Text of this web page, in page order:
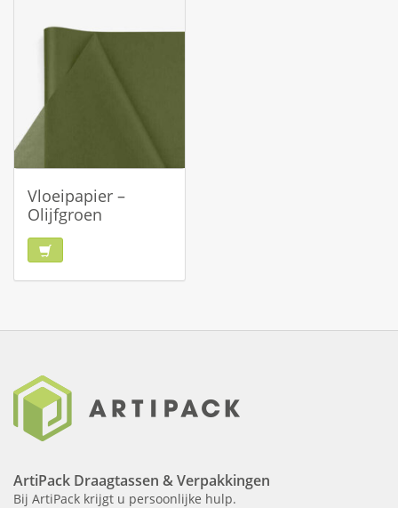
Vloeipapier –
Olijfgroen
ArtiPack Draagtassen & Verpakkingen
Bij ArtiPack krijgt u persoonlijke hulp.